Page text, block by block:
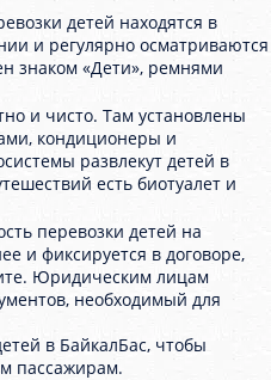
детей находятся в
и регулярно осматриваются
знаком «Дети», ремнями
и чисто. Там установлены
кондиционеры и
развлекут детей в
есть биотуалет и
перевозки детей на
и фиксируется в договоре,
Юридическим лицам
необходимый для
в БайкалБас, чтобы
пассажирам.